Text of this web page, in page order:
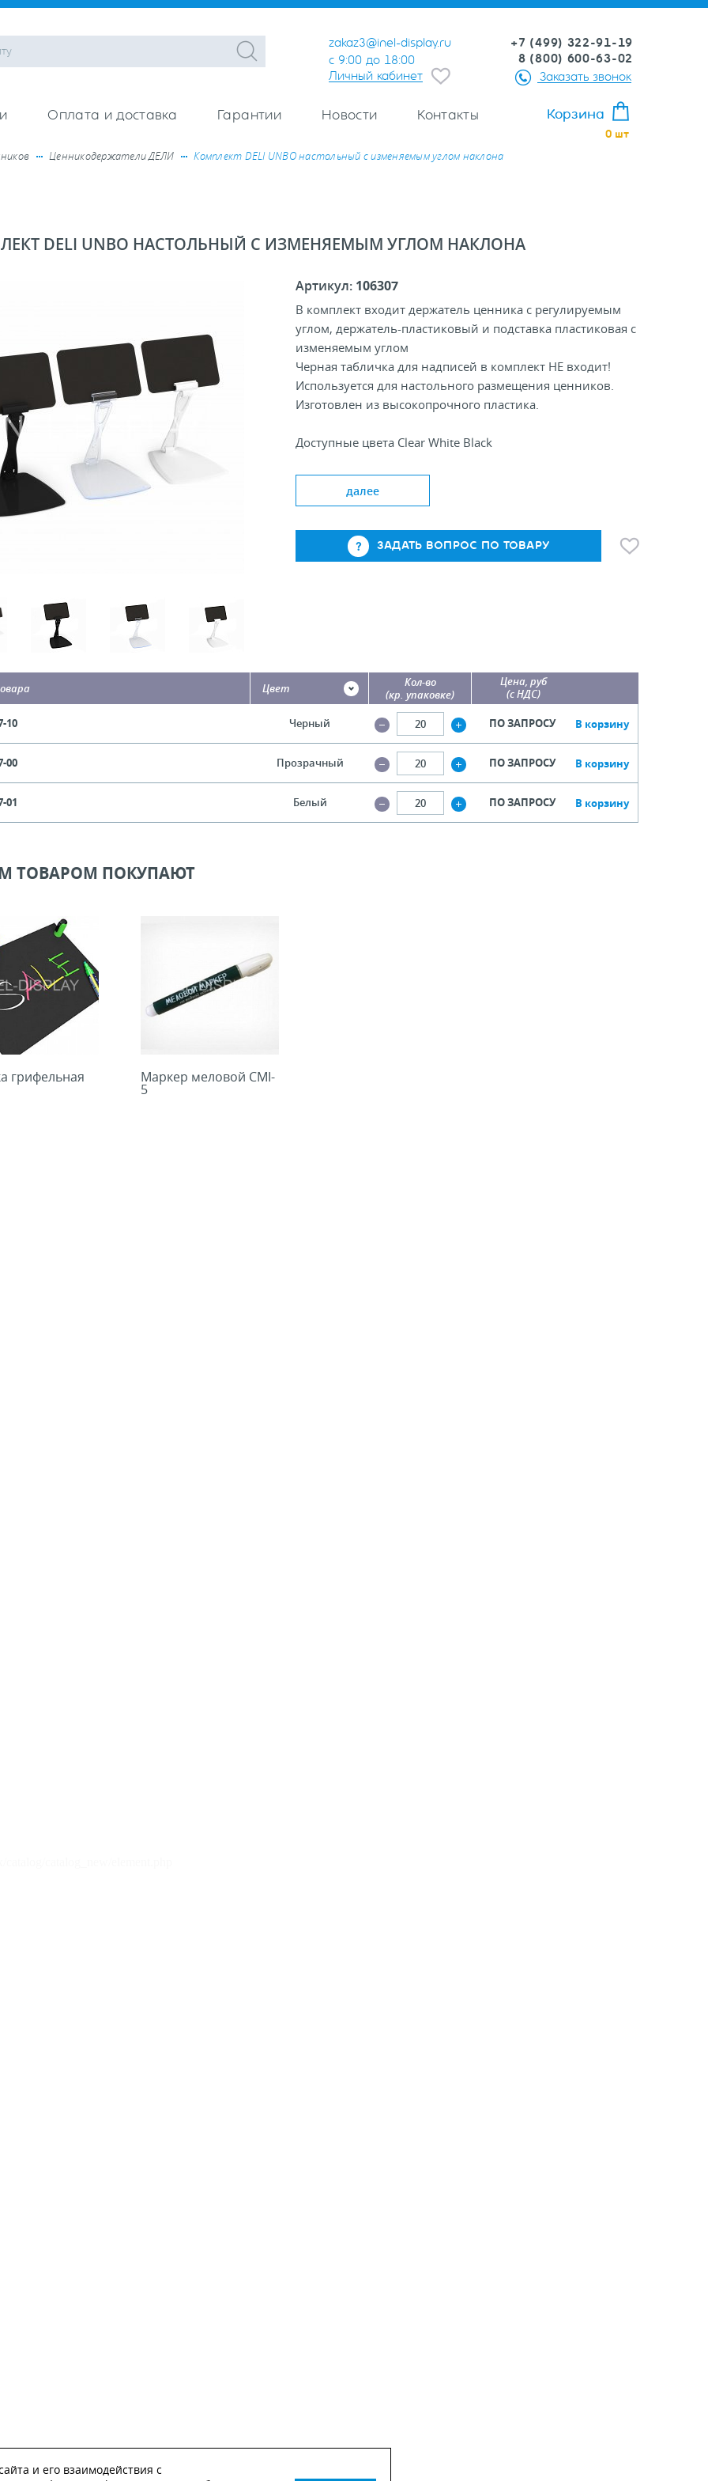
zakaz3@inel-display.ru
с 9:00 до 18:00
Личный кабинет
+7 (499) 322-91-19
8 (800) 600-63-02
Заказать звонок
Оплата и доставка Гарантии Новости Контакты Корзина
0 шт
Ценникодержатели ДЕЛИ Комплект DELI UNBO настольный с изменяемым углом наклона
DELI UNBO НАСТОЛЬНЫЙ С ИЗМЕНЯЕМЫМ УГЛОМ НАКЛОНА
Артикул: 106307
В комплект входит держатель ценника с регулируемым
углом, держатель-пластиковый и подставка пластиковая с
изменяемым углом
Черная табличка для надписей в комплект НЕ входит!
Используется для настольного размещения ценников.
Изготовлен из высокопрочного пластика.
Доступные цвета Clear White Black
Длина, мм: 100
Ширина держателя ценника, мм: 30
далее
ЗАДАТЬ ВОПРОС ПО ТОВАРУ
Цвет
Кол-во
(кр. упаковке)
Цена, руб
(с НДС)
10 Черный ПО ЗАПРОСУ В корзину
00 Прозрачный ПО ЗАПРОСУ В корзину
01 Белый ПО ЗАПРОСУ В корзину
ТОВАРОМ ПОКУПАЮТ
грифельная Маркер меловой СMI-
5
и его взаимодействия с